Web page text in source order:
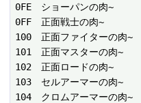
0FE　ショーパンの肉~
0FF　正面戦士の肉~
100　正面ファイターの肉~
101　正面マスターの肉~
102　正面ロードの肉~
103　セルアーマーの肉~
104　クロムアーマーの肉~